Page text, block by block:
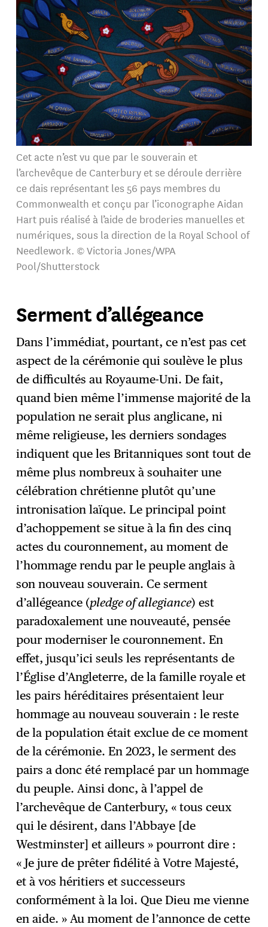
Cet acte n’est vu que par le souverain et
l’archevêque de Canterbury et se déroule derrière
ce dais représentant les 56 pays membres du
Commonwealth et conçu par l’iconographe Aidan
Hart puis réalisé à l’aide de broderies manuelles et
numériques, sous la direction de la Royal School of
Needlework. © Victoria Jones/WPA
Pool/Shutterstock
Serment d’allégeance
Dans l’immédiat, pourtant, ce n’est pas cet
aspect de la cérémonie qui soulève le plus
de difficultés au Royaume-Uni. De fait,
quand bien même l’immense majorité de la
population ne serait plus anglicane, ni
même religieuse, les derniers sondages
indiquent que les Britanniques sont tout de
même plus nombreux à souhaiter une
célébration chrétienne plutôt qu’une
intronisation laïque. Le principal point
d’achoppement se situe à la fin des cinq
actes du couronnement, au moment de
l’hommage rendu par le peuple anglais à
son nouveau souverain. Ce serment
d’allégeance (pledge of allegiance) est
paradoxalement une nouveauté, pensée
pour moderniser le couronnement. En
effet, jusqu’ici seuls les représentants de
l’Église d’Angleterre, de la famille royale et
les pairs héréditaires présentaient leur
hommage au nouveau souverain : le reste
de la population était exclue de ce moment
de la cérémonie. En 2023, le serment des
pairs a donc été remplacé par un hommage
du peuple. Ainsi donc, à l’appel de
l’archevêque de Canterbury, « tous ceux
qui le désirent, dans l’Abbaye [de
Westminster] et ailleurs » pourront dire :
« Je jure de prêter fidélité à Votre Majesté,
et à vos héritiers et successeurs
conformément à la loi. Que Dieu me vienne
en aide. » Au moment de l’annonce de cette